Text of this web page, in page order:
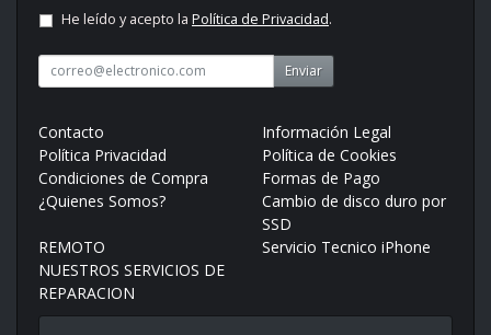
He leído y acepto la Política de Privacidad.
Enviar
Contacto
Información Legal
Política Privacidad
Política de Cookies
Condiciones de Compra
Formas de Pago
¿Quienes Somos?
Cambio de disco duro por
SSD
REMOTO
Servicio Tecnico iPhone
NUESTROS SERVICIOS DE
REPARACION